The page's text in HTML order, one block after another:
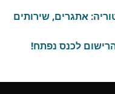
אתגרים, שירותים
לכנס נפתח!